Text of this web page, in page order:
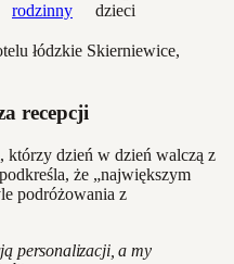
rodzinny
dzieci
recepcji
którzy dzień w dzień walczą z
że „największym
podróżowania z
personalizacji, a my